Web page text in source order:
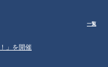
一覧
」を開催